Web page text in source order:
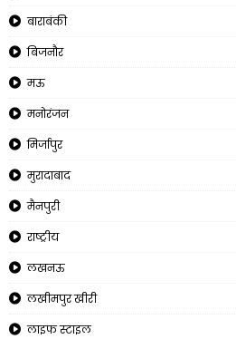
बाराबंकी
बिजनौर
मऊ
मनोरंजन
मिर्जापुर
मुरादाबाद
मैनपुरी
राष्ट्रीय
लखनऊ
लखीमपुर खीरी
लाइफ स्टाइल